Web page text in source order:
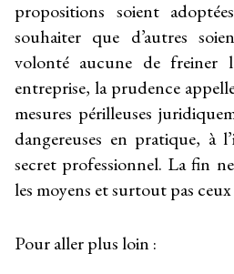
propositions soient
souhaiter que d’autres
volonté aucune de freiner
entreprise, la prudence
mesures périlleuses
dangereuses en pratique, à
secret professionnel. La fin
les moyens et surtout pas
Pour aller plus loin :